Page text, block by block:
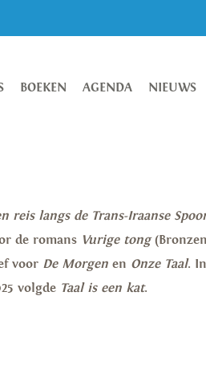
BOEKEN AGENDA NIEUWS
reis langs de Trans-Iraanse
de romans Vurige tong
voor De Morgen en Onze Taal.
volgde Taal is een kat.